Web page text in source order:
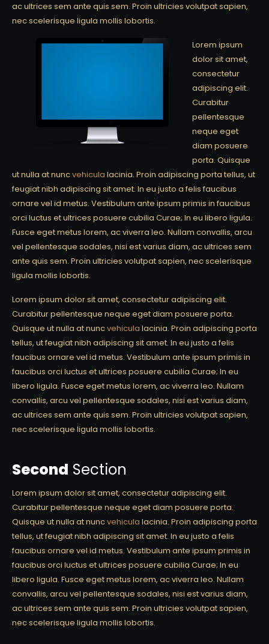
ac ultrices sem ante quis sem. Proin ultricies volutpat sapien,
nec scelerisque ligula mollis lobortis.
Lorem ipsum
dolor sit amet,
consectetur
adipiscing elit.
Curabitur
pellentesque
neque eget
diam posuere
porta. Quisque
ut nulla at nuncvehicula lacinia. Proin adipiscing porta tellus, ut
feugiat nibh adipiscing sit amet. In eu justo a felis faucibus
ornare vel id metus. Vestibulum ante ipsum primis in faucibus
orci luctus et ultrices posuere cubilia Curae; In eu libero ligula.
Fusce eget metus lorem, ac viverra leo. Nullam convallis, arcu
vel pellentesque sodales, nisi est varius diam, ac ultrices sem
ante quis sem. Proin ultricies volutpat sapien, nec scelerisque
ligula mollis lobortis.
Lorem ipsum dolor sit amet, consectetur adipiscing elit.
Curabitur pellentesque neque eget diam posuere porta.
Quisque ut nulla at nuncvehicula lacinia. Proin adipiscing porta
tellus, ut feugiat nibh adipiscing sit amet. In eu justo a felis
faucibus ornare vel id metus. Vestibulum ante ipsum primis in
faucibus orci luctus et ultrices posuere cubilia Curae; In eu
libero ligula. Fusce eget metus lorem, ac viverra leo. Nullam
convallis, arcu vel pellentesque sodales, nisi est varius diam,
ac ultrices sem ante quis sem. Proin ultricies volutpat sapien,
nec scelerisque ligula mollis lobortis.
Second Section
Lorem ipsum dolor sit amet, consectetur adipiscing elit.
Curabitur pellentesque neque eget diam posuere porta.
Quisque ut nulla at nuncvehicula lacinia. Proin adipiscing porta
tellus, ut feugiat nibh adipiscing sit amet. In eu justo a felis
faucibus ornare vel id metus. Vestibulum ante ipsum primis in
faucibus orci luctus et ultrices posuere cubilia Curae; In eu
libero ligula. Fusce eget metus lorem, ac viverra leo. Nullam
convallis, arcu vel pellentesque sodales, nisi est varius diam,
ac ultrices sem ante quis sem. Proin ultricies volutpat sapien,
nec scelerisque ligula mollis lobortis.